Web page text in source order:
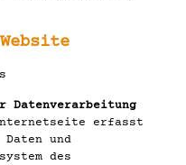
Datenverarbeitung
erfasst
und
des